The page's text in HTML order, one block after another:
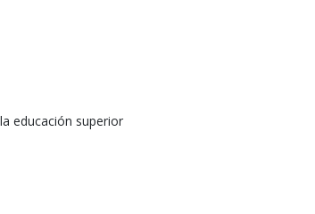
educación superior